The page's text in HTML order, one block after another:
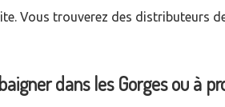
Vous trouverez des distributeurs
dans les Gorges ou à